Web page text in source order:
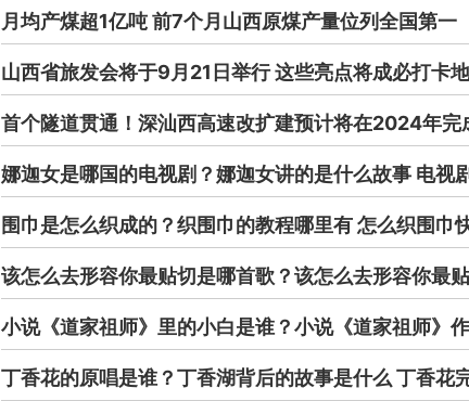
月均产煤超1亿吨 前7个月山西原煤产量位列全国第一
山西省旅发会将于9月21日举行 这些亮点将成必打卡地
首个隧道贯通！深汕西高速改扩建预计将在2024年完
娜迦女是哪国的电视剧？娜迦女讲的是什么故事 电视
围巾是怎么织成的？织围巾的教程哪里有 怎么织围巾
该怎么去形容你最贴切是哪首歌？该怎么去形容你最
小说《道家祖师》里的小白是谁？小说《道家祖师》
丁香花的原唱是谁？丁香湖背后的故事是什么 丁香花